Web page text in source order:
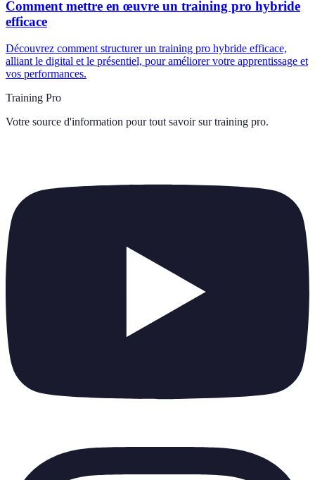
Comment mettre en œuvre un training pro hybride
efficace
Découvrez comment structurer un training pro hybride efficace,
alliant le digital et le présentiel, pour améliorer votre apprentissage et
vos performances.
Training Pro
Votre source d'information pour tout savoir sur training pro.